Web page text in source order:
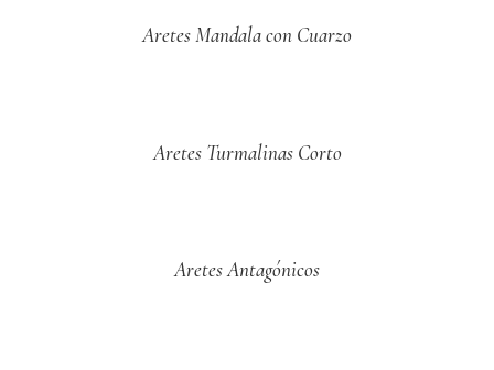
Aretes Mandala con Cuarzo
Aretes Turmalinas Corto
Aretes Antagónicos